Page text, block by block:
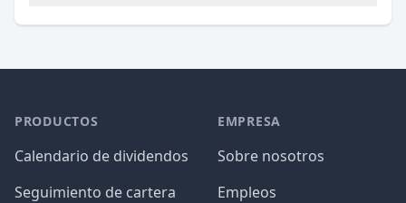
PRODUCTOS
Calendario de dividendos
Seguimiento de cartera
EMPRESA
Sobre nosotros
Empleos